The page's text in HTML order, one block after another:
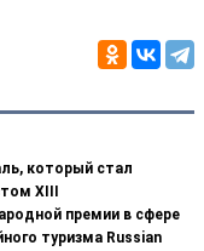
который стал
ХIII
премии в сфере
туризма Russian